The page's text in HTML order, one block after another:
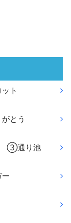
ト
とう
③通り池